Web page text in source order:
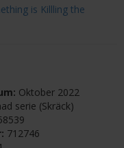
is Killling the
Oktober 2022
serie (Skräck)
712746